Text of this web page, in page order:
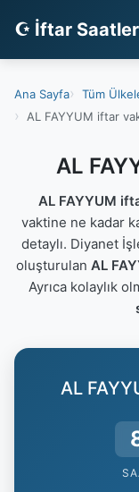
☪ İftar
Ana Sayfa Tüm
AL FAYYUM iftar
AL
AL FAYYUM
vaktine ne kadar
detaylı. Diyanet
oluşturulan AL
Ayrıca kolaylık
AL